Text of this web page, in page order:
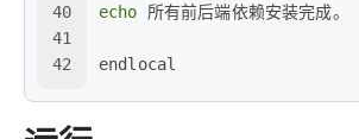
40
41
42
echo 所有前后端依赖安装完成。
endlocal